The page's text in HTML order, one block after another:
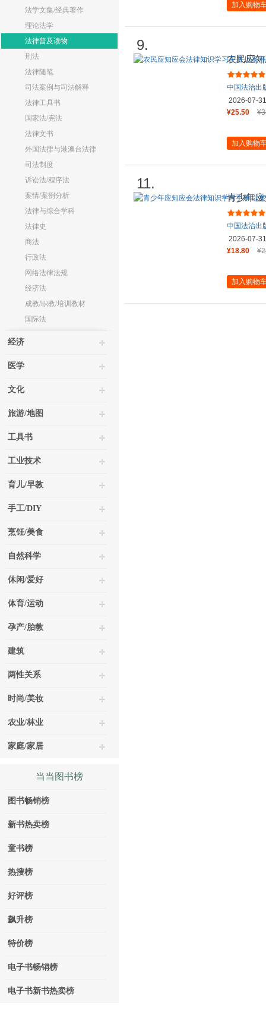
法学文集/经典著作
理论法学
法律普及读物
刑法
法律随笔
司法案例与司法解释
法律工具书
国家法/宪法
法律文书
外国法律与港澳台法律
司法制度
诉讼法/程序法
案情/案例分析
法律与综合学科
法律史
商法
行政法
网络法律法规
经济法
成教/职教/培训教材
国际法
经济
医学
文化
旅游/地图
工具书
工业技术
育儿/早教
手工/DIY
烹饪/美食
自然科学
休闲/爱好
体育/运动
孕产/胎教
建筑
两性关系
时尚/美妆
农业/林业
家庭/家居
当当图书榜
图书畅销榜
新书热卖榜
童书榜
热搜榜
好评榜
飙升榜
特价榜
电子书畅销榜
电子书新书热卖榜
加入购物
9.
农民应
版 全国“
中国法治出
2026-07-31
¥25.50
加入购物
11.
青少年
法版 全
中国法治出
2026-07-31
¥18.80
加入购物